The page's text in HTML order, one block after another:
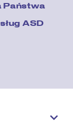
Państwa
ASD